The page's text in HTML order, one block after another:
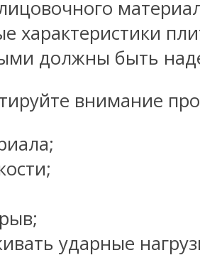
характеристики
должны быть
внимание
ударные